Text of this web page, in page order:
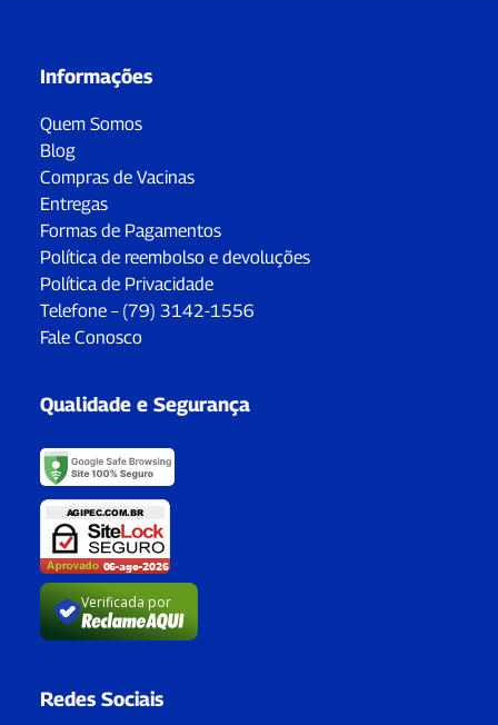
Informações
Quem Somos
Blog
Compras de Vacinas
Entregas
Formas de Pagamentos
Política de reembolso e devoluções
Política de Privacidade
Telefone – (79) 3142-1556
Fale Conosco
Qualidade e Segurança
Verificada por
Redes Sociais